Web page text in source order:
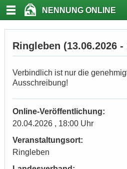
NENNUNG ONLINE
Ringleben (13.06.2026 -
Verbindlich ist nur die
Ausschreibung!
Online-Veröffentlichung:
20.04.2026 , 18:00 Uhr
Veranstaltungsort:
Ringleben